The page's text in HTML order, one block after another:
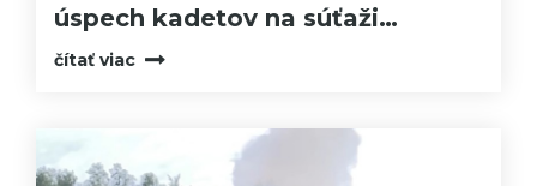
úspech kadetov na súťaži…
čítať viac